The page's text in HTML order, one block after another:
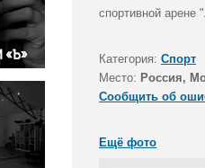
спортивной арене
Категория: Спорт
Место: Россия,
Сообщить об
Ещё фото